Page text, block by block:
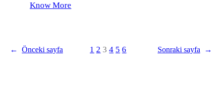
Know More
← Önceki sayfa 1 2 3 4 5 6 Sonraki sayfa →